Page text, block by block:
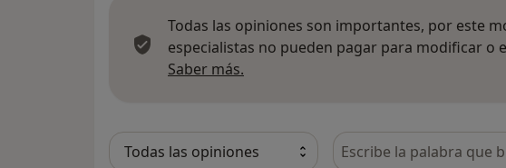
Todas las opiniones son importantes, por este
especialistas no pueden pagar para modificar o
Saber más.
Busca en opiniones